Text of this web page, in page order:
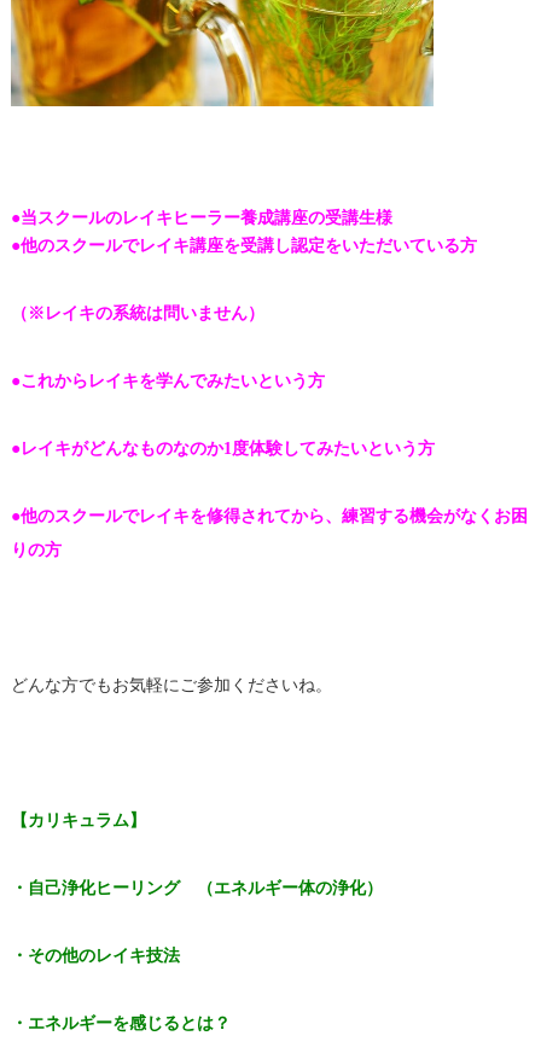
●当スクールのレイキヒーラー養成講座の受講生様
●他のスクールでレイキ講座を受講し認定をいただいている方
（※レイキの系統は問いません）
●これからレイキを学んでみたいという方
●レイキがどんなものなのか1度体験してみたいという方
●他のスクールでレイキを修得されてから、練習する機会がなくお困
りの方
どんな方でもお気軽にご参加くださいね。
【カリキュラム】
・自己浄化ヒーリング （エネルギー体の浄化）
・その他のレイキ技法
・エネルギーを感じるとは？